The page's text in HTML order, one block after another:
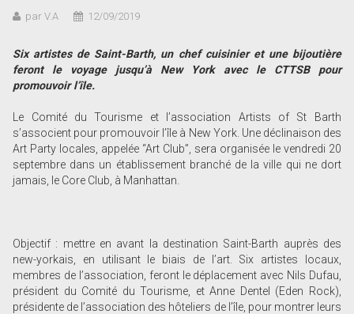
par V.A 12/09/2019
Six artistes de Saint-Barth, un chef cuisinier et une bijoutière
feront le voyage jusqu’à New York avec le CTTSB pour
promouvoir l’île.
Le Comité du Tourisme et l’association Artists of St Barth
s’associent pour promouvoir l’île à New York. Une déclinaison des
Art Party locales, appelée “Art Club”, sera organisée le vendredi 20
septembre dans un établissement branché de la ville qui ne dort
jamais, le Core Club, à Manhattan.
Objectif : mettre en avant la destination Saint-Barth auprès des
new-yorkais, en utilisant le biais de l’art. Six artistes locaux,
membres de l’association, feront le déplacement avec Nils Dufau,
président du Comité du Tourisme, et Anne Dentel (Eden Rock),
présidente de l’association des hôteliers de l’île, pour montrer leurs